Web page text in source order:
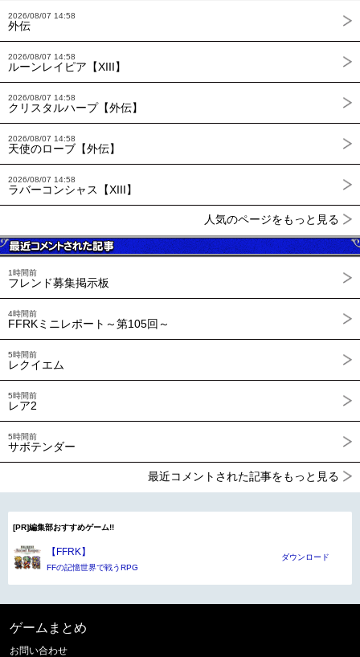
2026/08/07 14:58
外伝
2026/08/07 14:58
ルーンレイピア【XIII】
2026/08/07 14:58
クリスタルハープ【外伝】
2026/08/07 14:58
天使のローブ【外伝】
2026/08/07 14:58
ラバーコンシャス【XIII】
人気のページをもっと見る
1時間前
フレンド募集掲示板
4時間前
FFRKミニレポート～第105回～
5時間前
レクイエム
5時間前
レア2
5時間前
サボテンダー
最近コメントされた記事をもっと見る
[PR]編集部おすすめゲーム!!
【FFRK】
FFの記憶世界で戦うRPG
ダウンロード
ゲームまとめ
お問い合わせ